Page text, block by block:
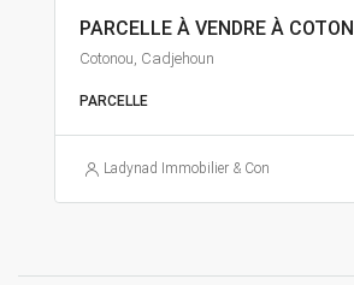
Cotonou, Cadjehoun
PARCELLE
Ladynad Immobilier & Construction